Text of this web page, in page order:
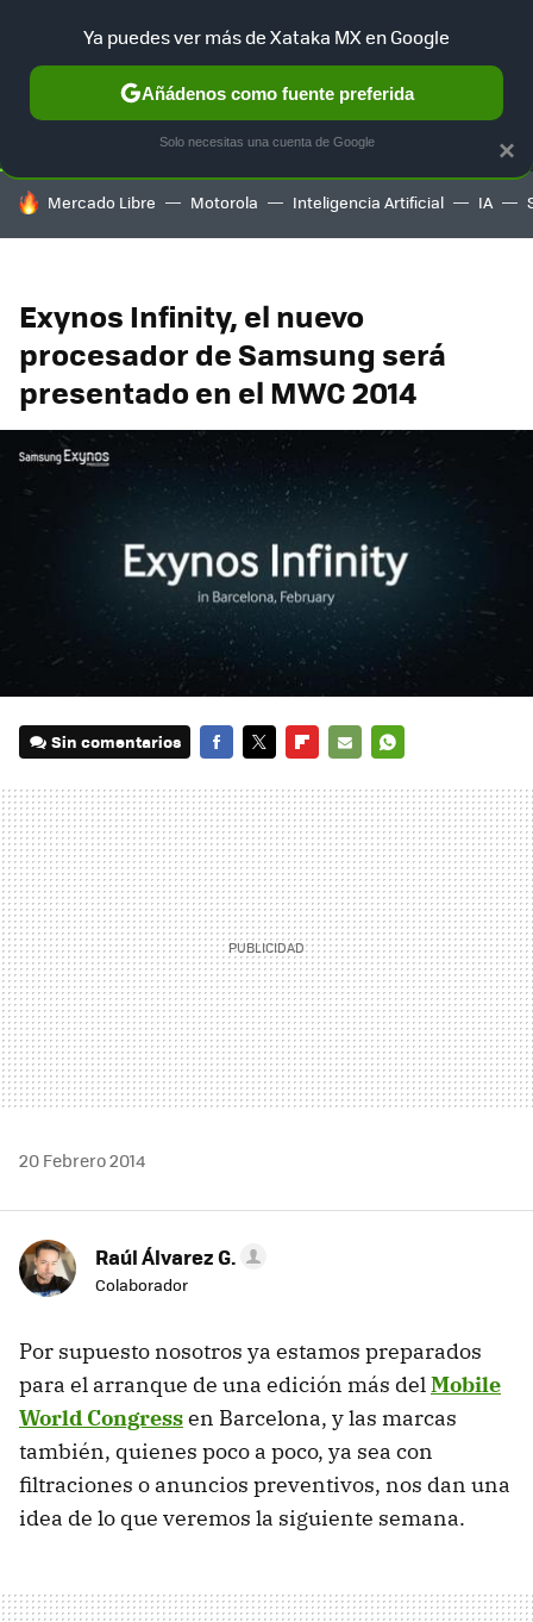
SELECCIÓN GAMING HOME AUTO TERRITORIO
HOY SE HABLA DE
Mercado Libre Motorola Inteligencia Artificial IA
Exynos Infinity, el nuevo
procesador de Samsung será
presentado en el MWC 2014
Sin comentarios
MAIL
20 Febrero 2014
Raúl Álvarez G.
Colaborador
Por supuesto nosotros ya estamos preparados
para el arranque de una edición más delMobile
World Congressen Barcelona, y las marcas
también, quienes poco a poco, ya sea con
filtraciones o anuncios preventivos, nos dan una
idea de lo que veremos la siguiente semana.
×
Ya puedes ver más de Xataka MX en Google
Añádenos como fuente preferida
Solo necesitas una cuenta de Google